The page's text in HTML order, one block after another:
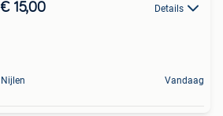
€ 15,00 Details
Nijlen Vandaag